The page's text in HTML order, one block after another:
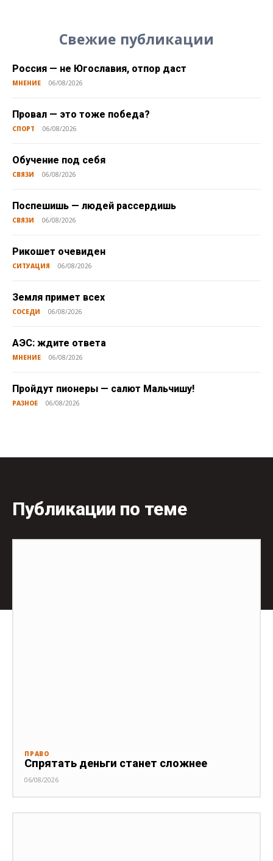
Свежие публикации
Россия — не Югославия, отпор даст
МНЕНИЕ 06/08/2026
Провал — это тоже победа?
СПОРТ 06/08/2026
Обучение под себя
СВЯЗИ 06/08/2026
Поспешишь — людей рассердишь
СВЯЗИ 06/08/2026
Рикошет очевиден
СИТУАЦИЯ 06/08/2026
Земля примет всех
СОСЕДИ 06/08/2026
АЭС: ждите ответа
МНЕНИЕ 06/08/2026
Пройдут пионеры — салют Мальчишу!
РАЗНОЕ 06/08/2026
Публикации по теме
ПРАВО
Спрятать деньги станет сложнее
06/08/2026